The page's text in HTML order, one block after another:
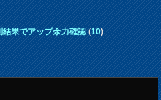
果でアップ余力確認(10)